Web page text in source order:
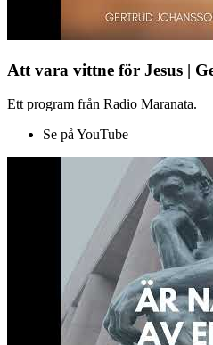
Att vara vittne för Jesus |
Ett program från Radio Maranata.
Se på YouTube